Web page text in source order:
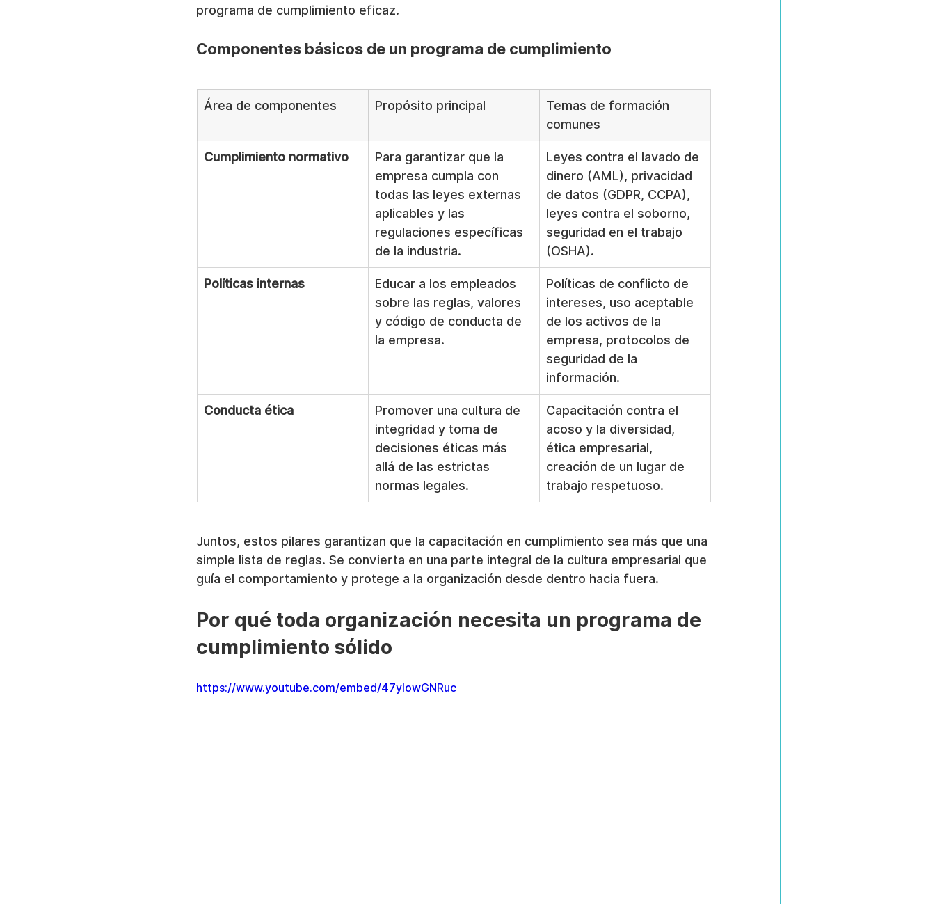
programa de cumplimiento eficaz.
Componentes básicos de un programa de cumplimiento
Área de componentes Propósito principal
Temas de formación
comunes
Cumplimiento normativo
Para garantizar que la
empresa cumpla con
todas las leyes externas
aplicables y las
regulaciones específicas
de la industria.
Leyes contra el lavado de
dinero (AML), privacidad
de datos (GDPR, CCPA),
leyes contra el soborno,
seguridad en el trabajo
(OSHA).
Políticas internas
Educar a los empleados
sobre las reglas, valores
y código de conducta de
la empresa.
Políticas de conflicto de
intereses, uso aceptable
de los activos de la
empresa, protocolos de
seguridad de la
información.
Conducta ética
Promover una cultura de
integridad y toma de
decisiones éticas más
allá de las estrictas
normas legales.
Capacitación contra el
acoso y la diversidad,
ética empresarial,
creación de un lugar de
trabajo respetuoso.
Juntos, estos pilares garantizan que la capacitación en cumplimiento sea más que una
simple lista de reglas. Se convierta en una parte integral de la cultura empresarial que
guía el comportamiento y protege a la organización desde dentro hacia fuera.
Por qué toda organización necesita un programa de
cumplimiento sólido
https://www.youtube.com/embed/47ylowGNRuc